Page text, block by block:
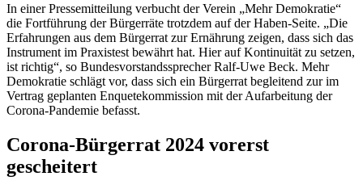
In einer Pressemitteilung verbucht der Verein „Mehr Demokratie“
die Fortführung der Bürgerräte trotzdem auf der Haben-Seite. „Die
Erfahrungen aus dem Bürgerrat zur Ernährung zeigen, dass sich das
Instrument im Praxistest bewährt hat. Hier auf Kontinuität zu setzen,
ist richtig“, so Bundesvorstandssprecher Ralf-Uwe Beck. Mehr
Demokratie schlägt vor, dass sich ein Bürgerrat begleitend zur im
Vertrag geplanten Enquetekommission mit der Aufarbeitung der
Corona-Pandemie befasst.
Corona-Bürgerrat 2024 vorerst
gescheitert